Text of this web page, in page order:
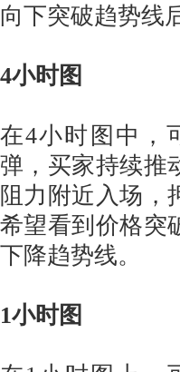
向下突破趋势线
4小时图
在4小时图中，
弹，买家持续推
阻力附近入场，
希望看到价格突
下降趋势线。
1小时图